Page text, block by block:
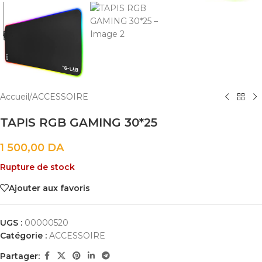
Accueil/ACCESSOIRE
TAPIS RGB GAMING 30*25
1 500,00 DA
Rupture de stock
Ajouter aux favoris
UGS : 00000520
Catégorie : ACCESSOIRE
Partager: